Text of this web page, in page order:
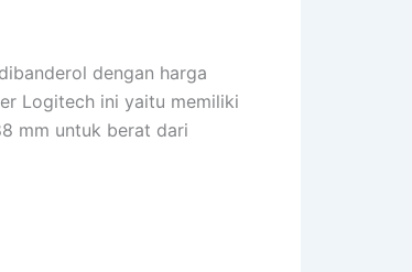
dengan harga
Logitech ini yaitu memiliki
mm untuk berat dari